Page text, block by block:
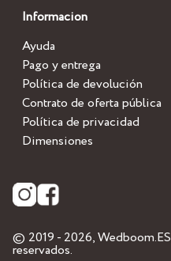
Informacion
Ayuda
Pago y entrega
Política de devolución
Contrato de oferta pública
Política de privacidad
Dimensiones
© 2019 - 2026,Wedboom.ES
reservados.